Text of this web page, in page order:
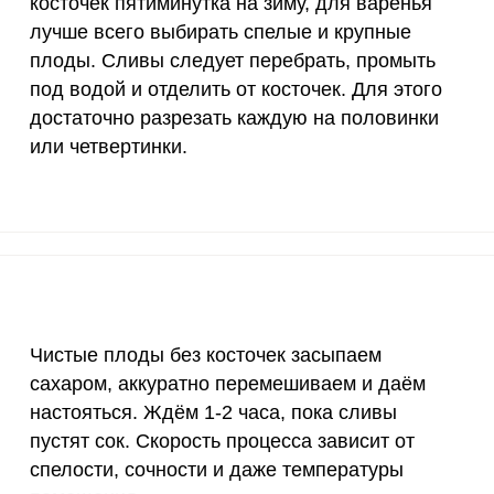
0
15 мг 2
50 мг 0
120 мкг
30 мг 6.7
400 мг 1.1
1300 мг 0.7
лучше всего выбирать спелые и крупные
плоды. Сливы следует перебрать, промыть
под водой и отделить от косточек. Для этого
достаточно разрезать каждую на половинки
или четвертинки.
Чистые плоды без косточек засыпаем
сахаром, аккуратно перемешиваем и даём
настояться. Ждём 1-2 часа, пока сливы
пустят сок. Скорость процесса зависит от
спелости, сочности и даже температуры